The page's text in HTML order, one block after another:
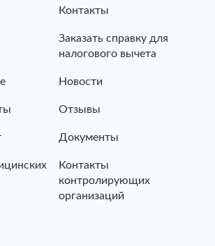
Контакты
Заказать справку для
налогового вычета
Новости
Отзывы
Документы
Контакты
контролирующих
организаций